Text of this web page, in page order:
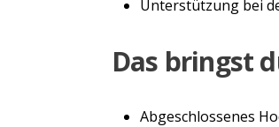
Unterstützung bei
Das bringst
Abgeschlossenes